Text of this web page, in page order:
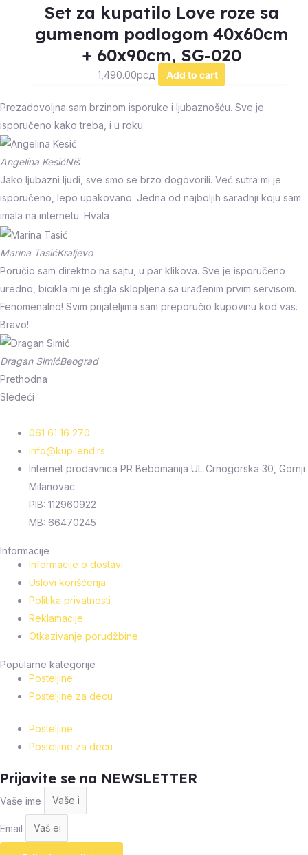
Set za kupatilo Love roze sa
gumenom podlogom 40x60cm
+ 60x90cm, SG-020
1,490.00рсд Add to cart
Prezadovoljna sam brzinom isporuke i ljubaznošću. Sve je
isporučeno kako treba, i u roku.
Angelina KesićNiš
Jako ljubazni ljudi, sve smo se brzo dogovorili. Već sutra mi je
isporučeno, lepo upakovano. Jedna od najboljih saradnji koju sam
imala na internetu. Hvala
Marina TasićKraljevo
Poručio sam direktno na sajtu, u par klikova. Sve je isporučeno
uredno, bicikla mi je stigla sklopljena sa urađenim prvim servisom.
Fenomenalno! Svim prijateljima sam preporučio kupovinu kod vas.
Bravo!
Dragan SimićBeograd
Prethodna
Sledeći
061 61 16 270
info@kupilend.rs
Internet prodavnica PR Bebomanija UL Crnogorska 30, Gornji
Milanovac
PIB: 112960922
MB: 66470245
Informacije
Informacije o dostavi
Uslovi korišćenja
Politika privatnosti
Reklamacije
Otkazivanje porudžbine
Popularne kategorije
Posteljine
Posteljine za decu
Posteljine
Posteljine za decu
Prijavite se na NEWSLETTER
Vaše ime
Email